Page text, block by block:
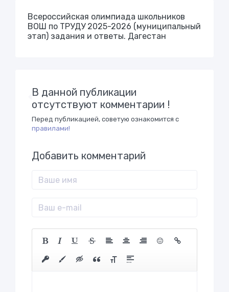
Всероссийская олимпиада школьников
ВОШ по ТРУДУ 2025-2026 (муниципальный
этап) задания и ответы. Дагестан
В данной публикации
отсутствуют комментарии !
Перед публикацией, советую ознакомится с
правилами!
Добавить комментарий